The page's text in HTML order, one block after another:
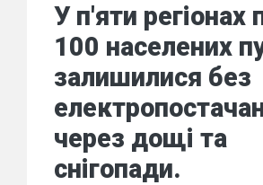
У п'яти регіонах
100 населених
залишилися без
через дощі та
снігопади.